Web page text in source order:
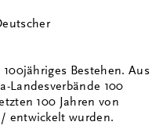
Bestehen. Aus
Landesverbände 100
100 Jahren von
entwickelt wurden.